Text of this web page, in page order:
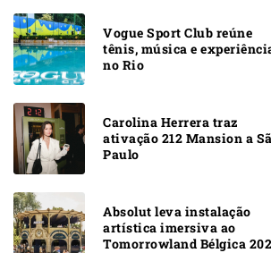
Vogue Sport Club reúne
tênis, música e
no Rio
Carolina Herrera traz
ativação 212 Mansion a
Paulo
Absolut leva instalação
artística imersiva ao
Tomorrowland Bélgica